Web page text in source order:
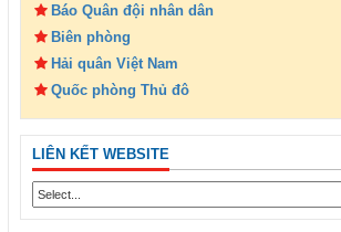
Báo Quân đội nhân dân
Biên phòng
Hải quân Việt Nam
Quốc phòng Thủ đô
LIÊN KẾT WEBSITE